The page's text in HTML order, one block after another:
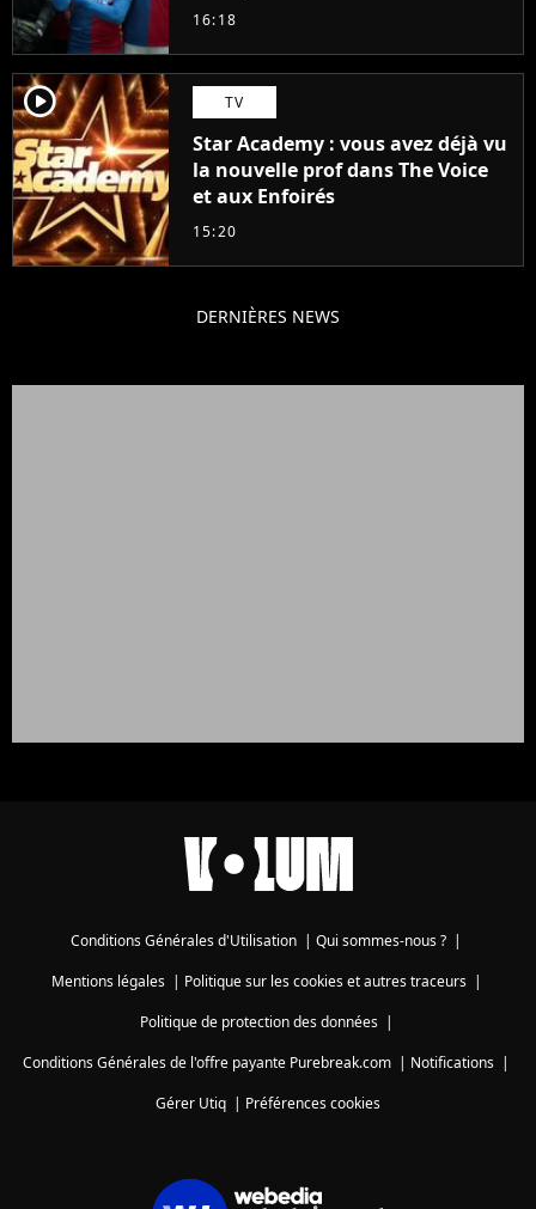
16:18
player2 TV
Star Academy : vous avez déjà vu
la nouvelle prof dans The Voice
et aux Enfoirés
15:20
DERNIÈRES NEWS
Conditions Générales d'Utilisation | Qui sommes-nous ? |
Mentions légales| Politique sur les cookies et autres traceurs|
Politique de protection des données|
Conditions Générales de l'offre payante Purebreak.com | Notifications |
Gérer Utiq | Préférences cookies